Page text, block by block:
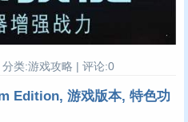
类:游戏攻略 | 评论:0
Edition, 游戏版本, 特色功